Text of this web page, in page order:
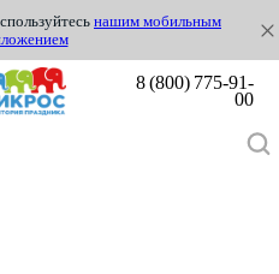
нашим мобильным
8 (800) 775-91-
00